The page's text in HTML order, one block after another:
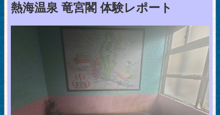
熱海温泉 竜宮閣 体験レポート